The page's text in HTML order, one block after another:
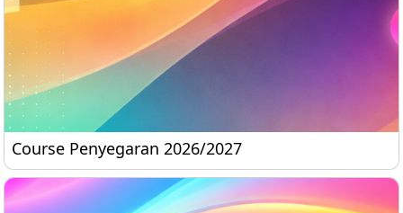
Course Penyegaran 2026/2027
Course Penyegaran 2026/2027